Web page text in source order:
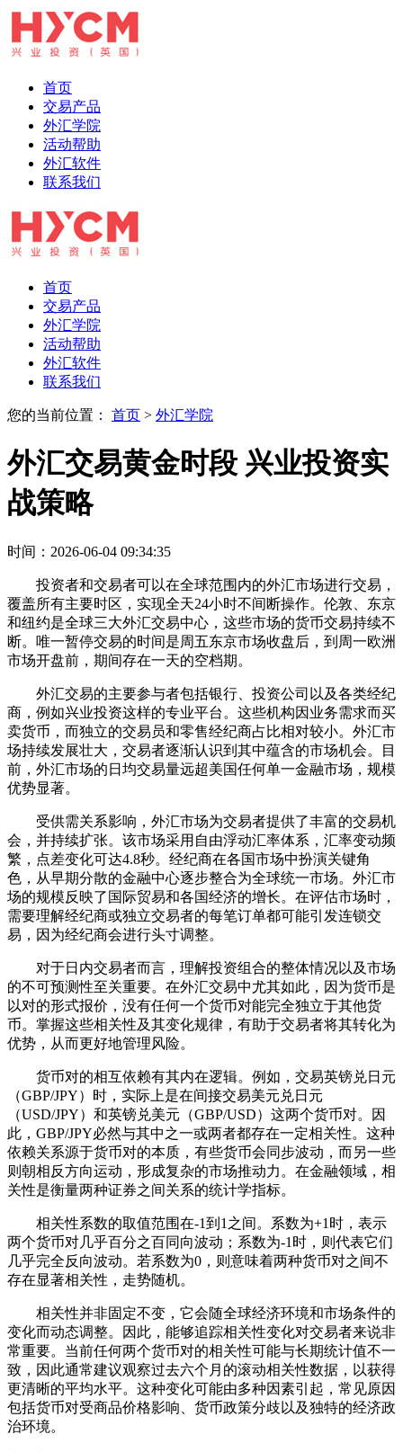
首页
交易产品
外汇学院
活动帮助
外汇软件
联系我们
首页
交易产品
外汇学院
活动帮助
外汇软件
联系我们
您的当前位置： 首页 > 外汇学院
外汇交易黄金时段 兴业投资实
战策略
时间：2026-06-04 09:34:35
投资者和交易者可以在全球范围内的外汇市场进行交易，
覆盖所有主要时区，实现全天24小时不间断操作。伦敦、东京
和纽约是全球三大外汇交易中心，这些市场的货币交易持续不
断。唯一暂停交易的时间是周五东京市场收盘后，到周一欧洲
市场开盘前，期间存在一天的空档期。
外汇交易的主要参与者包括银行、投资公司以及各类经纪
商，例如兴业投资这样的专业平台。这些机构因业务需求而买
卖货币，而独立的交易员和零售经纪商占比相对较小。外汇市
场持续发展壮大，交易者逐渐认识到其中蕴含的市场机会。目
前，外汇市场的日均交易量远超美国任何单一金融市场，规模
优势显著。
受供需关系影响，外汇市场为交易者提供了丰富的交易机
会，并持续扩张。该市场采用自由浮动汇率体系，汇率变动频
繁，点差变化可达4.8秒。经纪商在各国市场中扮演关键角
色，从早期分散的金融中心逐步整合为全球统一市场。外汇市
场的规模反映了国际贸易和各国经济的增长。在评估市场时，
需要理解经纪商或独立交易者的每笔订单都可能引发连锁交
易，因为经纪商会进行头寸调整。
对于日内交易者而言，理解投资组合的整体情况以及市场
的不可预测性至关重要。在外汇交易中尤其如此，因为货币是
以对的形式报价，没有任何一个货币对能完全独立于其他货
币。掌握这些相关性及其变化规律，有助于交易者将其转化为
优势，从而更好地管理风险。
货币对的相互依赖有其内在逻辑。例如，交易英镑兑日元
（GBP/JPY）时，实际上是在间接交易美元兑日元
（USD/JPY）和英镑兑美元（GBP/USD）这两个货币对。因
此，GBP/JPY必然与其中之一或两者都存在一定相关性。这种
依赖关系源于货币对的本质，有些货币会同步波动，而另一些
则朝相反方向运动，形成复杂的市场推动力。在金融领域，相
关性是衡量两种证券之间关系的统计学指标。
相关性系数的取值范围在-1到1之间。系数为+1时，表示
两个货币对几乎百分之百同向波动；系数为-1时，则代表它们
几乎完全反向波动。若系数为0，则意味着两种货币对之间不
存在显著相关性，走势随机。
相关性并非固定不变，它会随全球经济环境和市场条件的
变化而动态调整。因此，能够追踪相关性变化对交易者来说非
常重要。当前任何两个货币对的相关性可能与长期统计值不一
致，因此通常建议观察过去六个月的滚动相关性数据，以获得
更清晰的平均水平。这种变化可能由多种因素引起，常见原因
包括货币对受商品价格影响、货币政策分歧以及独特的经济政
治环境。